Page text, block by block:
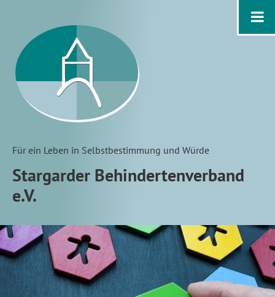
Für ein Leben in Selbstbestimmung und Würde
Stargarder Behindertenverband
e.V.